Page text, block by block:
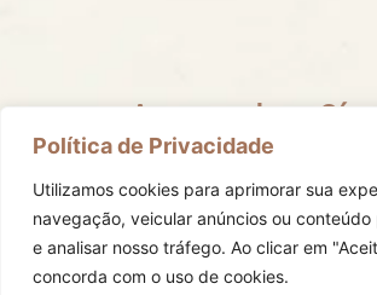
Política de Privacidade
Utilizamos cookies para aprimorar sua
navegação, veicular anúncios ou
e analisar nosso tráfego. Ao clicar em
concorda com o uso de cookies.
Acompanhe o
Mantenha-se informado com todas as